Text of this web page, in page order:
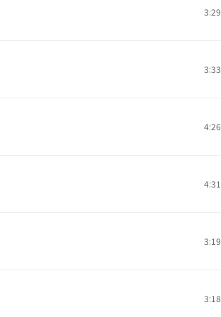
3:29
3:33
4:26
4:31
3:19
3:18